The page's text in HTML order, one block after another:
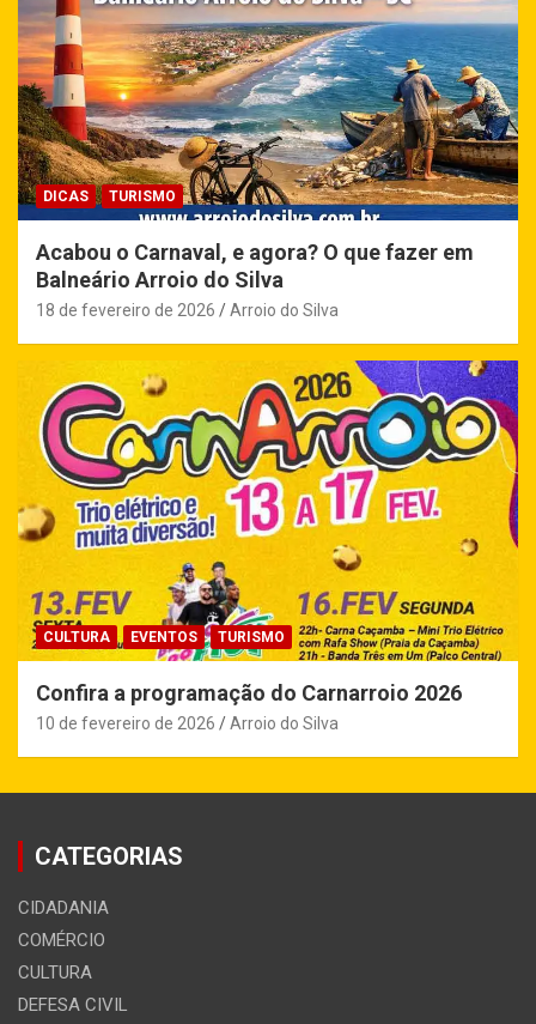
DICAS TURISMO
Acabou o Carnaval, e agora? O que fazer em
Balneário Arroio do Silva
18 de fevereiro de 2026 Arroio do Silva
CULTURA EVENTOS TURISMO
Confira a programação do Carnarroio 2026
10 de fevereiro de 2026 Arroio do Silva
CATEGORIAS
CIDADANIA
COMÉRCIO
CULTURA
DEFESA CIVIL